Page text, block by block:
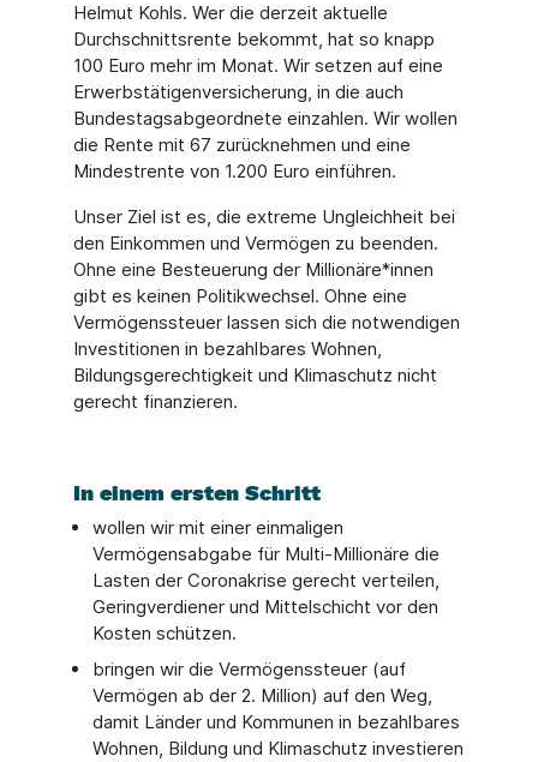
Helmut Kohls. Wer die derzeit aktuelle
Durchschnittsrente bekommt, hat so knapp
100 Euro mehr im Monat. Wir setzen auf eine
Erwerbstätigenversicherung, in die auch
Bundestagsabgeordnete einzahlen. Wir wollen
die Rente mit 67 zurücknehmen und eine
Mindestrente von 1.200 Euro einführen.
Unser Ziel ist es, die extreme Ungleichheit bei
den Einkommen und Vermögen zu beenden.
Ohne eine Besteuerung der Millionäre*innen
gibt es keinen Politikwechsel. Ohne eine
Vermögenssteuer lassen sich die notwendigen
Investitionen in bezahlbares Wohnen,
Bildungsgerechtigkeit und Klimaschutz nicht
gerecht finanzieren.
In einem ersten Schritt
wollen wir mit einer einmaligen
Vermögensabgabe für Multi-Millionäre die
Lasten der Coronakrise gerecht verteilen,
Geringverdiener und Mittelschicht vor den
Kosten schützen.
bringen wir die Vermögenssteuer (auf
Vermögen ab der 2. Million) auf den Weg,
damit Länder und Kommunen in bezahlbares
Wohnen, Bildung und Klimaschutz investieren